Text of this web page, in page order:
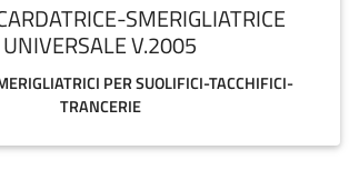
SMERIGLIATRICE
UNIVERSALE V.2005
PER SUOLIFICI-TACCHIFICI-
TRANCERIE